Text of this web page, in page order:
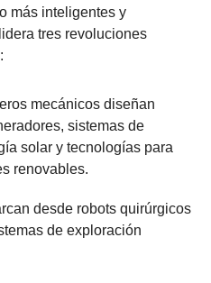
más inteligentes y
tres revoluciones
mecánicos diseñan
sistemas de
solar y tecnologías para
renovables.
desde robots quirúrgicos
de exploración